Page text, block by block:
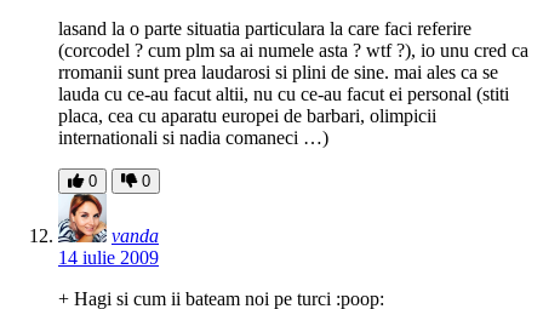
lasand la o parte situatia particulara la care faci referire
(corcodel ? cum plm sa ai numele asta ? wtf ?), io unu cred ca
rromanii sunt prea laudarosi si plini de sine. mai ales ca se
lauda cu ce-au facut altii, nu cu ce-au facut ei personal (stiti
placa, cea cu aparatu europei de barbari, olimpicii
internationali si nadia comaneci …)
0 0
vanda
14 iulie 2009
+ Hagi si cum ii bateam noi pe turci :poop: